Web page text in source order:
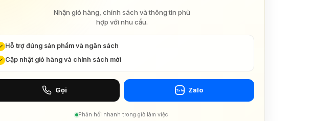
Nhận giỏ hàng, chính sách và thông tin phù
hợp với nhu cầu.
Hỗ trợ đúng sản phẩm và ngân sách
Cập nhật giỏ hàng và chính sách mới
Gọi Zalo Zalo
Phản hồi nhanh trong giờ làm việc